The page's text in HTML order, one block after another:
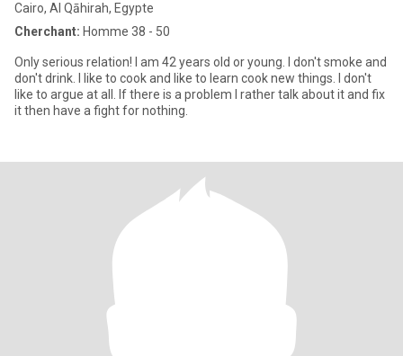
Cairo, Al Qāhirah, Egypte
Cherchant: Homme 38 - 50
Only serious relation! I am 42 years old or young. I don't smoke and
don't drink. I like to cook and like to learn cook new things. I don't
like to argue at all. If there is a problem I rather talk about it and fix
it then have a fight for nothing.